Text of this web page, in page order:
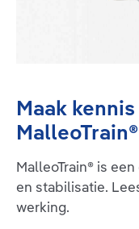
Maak
MalleoTrain®
MalleoTrain® is
en stabilisatie.
werking.